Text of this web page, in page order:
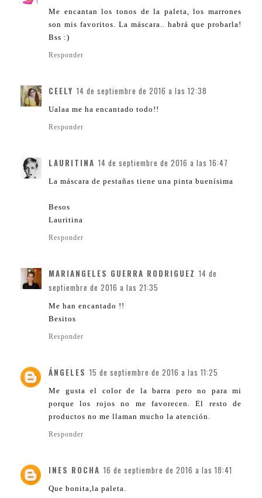
Me encantan los tonos de la paleta, los marrones
son mis favoritos. La máscara.. habrá que probarla!
Bss :)
Responder
CEELY 14 de septiembre de 2016 a las 12:38
Ualaa me ha encantado todo!!
Responder
LAURITINA 14 de septiembre de 2016 a las 16:47
La máscara de pestañas tiene una pinta buenísima
Besos
Lauritina
Responder
MARIANGELES GUERRA RODRIGUEZ 14 de
septiembre de 2016 a las 21:35
Me han encantado !!
Besitos
Responder
ÁNGELES 15 de septiembre de 2016 a las 11:25
Me gusta el color de la barra pero no para mi
porque los rojos no me favorecen. El resto de
productos no me llaman mucho la atención.
Responder
INES ROCHA 16 de septiembre de 2016 a las 18:41
Que bonita,la paleta.